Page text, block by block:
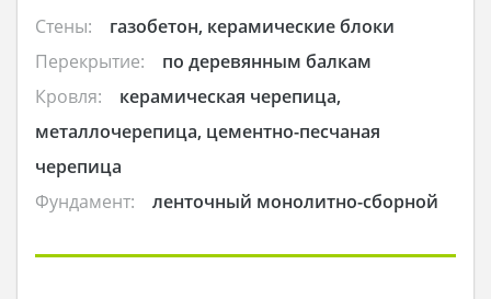
Стены:
газобетон, керамические блоки
Перекрытие:
по деревянным балкам
Кровля:
керамическая черепица,
металлочерепица, цементно-песчаная
черепица
Фундамент:
ленточный монолитно-сборной